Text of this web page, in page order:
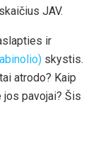
JAV.
ir
skystis.
atrodo? Kaip
pavojai? Šis